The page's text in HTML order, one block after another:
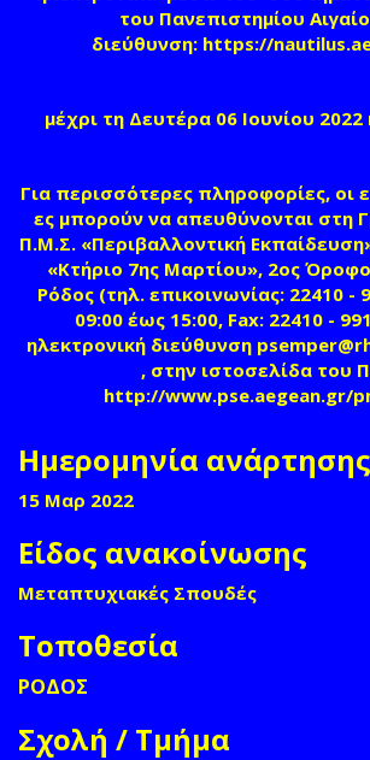
του Πανεπιστημίου
διεύθυνση: https://
μέχρι τη Δευτέρα 06 Ιουνίου
Για περισσότερες πληροφορίες, οι
ες μπορούν να απευθύνονται στη
Π.Μ.Σ. «Περιβαλλοντική
«Κτήριο 7ης Μαρτίου», 2ος
Ρόδος (τηλ. επικοινωνίας: 22410 -
09:00 έως 15:00, Fax: 22410 -
ηλεκτρονική διεύθυνση
(link sends e-mail)
, στην ιστοσελίδα του
http://www.pse.aegean.gr/
Ημερομηνία ανάρτησης
15 Μαρ 2022
Είδος ανακοίνωσης
Μεταπτυχιακές Σπουδές
Τοποθεσία
ΡΟΔΟΣ
Σχολή / Τμήμα